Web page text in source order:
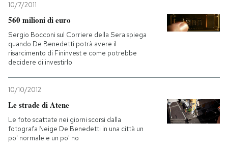
10/7/2011
560 milioni di euro
Sergio Bocconi sul Corriere della Sera spiega
quando De Benedetti potrà avere il
risarcimento di Fininvest e come potrebbe
decidere di investirlo
10/10/2012
Le strade di Atene
Le foto scattate nei giorni scorsi dalla
fotografa Neige De Benedetti in una città un
po' normale e un po' no